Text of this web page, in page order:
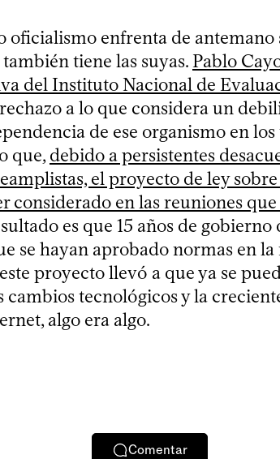
oficialismo enfrenta de antemano
tiene las suyas.Pablo
del Instituto Nacional de
a lo que considera un
de ese organismo en
que, debido a persistentes
el proyecto de ley
considerado en las reuniones
es que 15 años de
se hayan aprobado normas en la
proyecto llevó a que ya se
cambios tecnológicos y la
algo era algo.
Comentar